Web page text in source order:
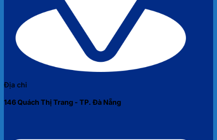
Địa chỉ
146 Quách Thị Trang - TP. Đà Nẵng